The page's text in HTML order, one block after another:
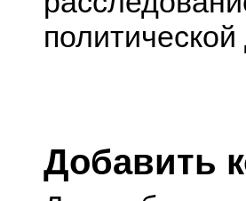
Добавить